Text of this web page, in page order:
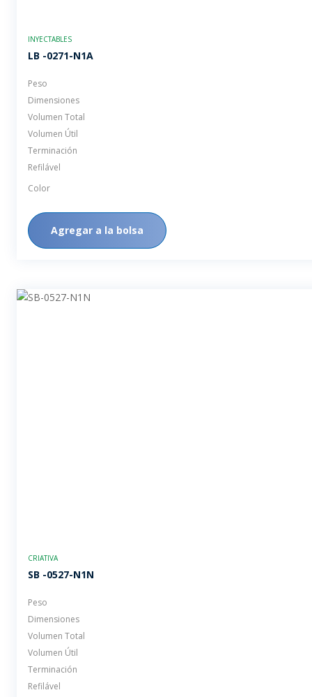
INYECTABLES
LB -0271-N1A
Peso
Dimensiones
Volumen Total
Volumen Útil
Terminación
Refilável
Color
Agregar a la bolsa
CRIATIVA
SB -0527-N1N
Peso
Dimensiones
Volumen Total
Volumen Útil
Terminación
Refilável